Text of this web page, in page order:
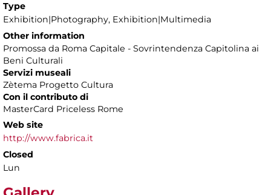
Type
Exhibition|Photography, Exhibition|Multimedia
Other information
Promossa da Roma Capitale - Sovrintendenza Capitolina ai
Beni Culturali
Servizi museali
Zètema Progetto Cultura
Con il contributo di
MasterCard Priceless Rome
Web site
http://www.fabrica.it
Closed
Lun